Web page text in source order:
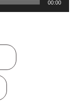
00:00